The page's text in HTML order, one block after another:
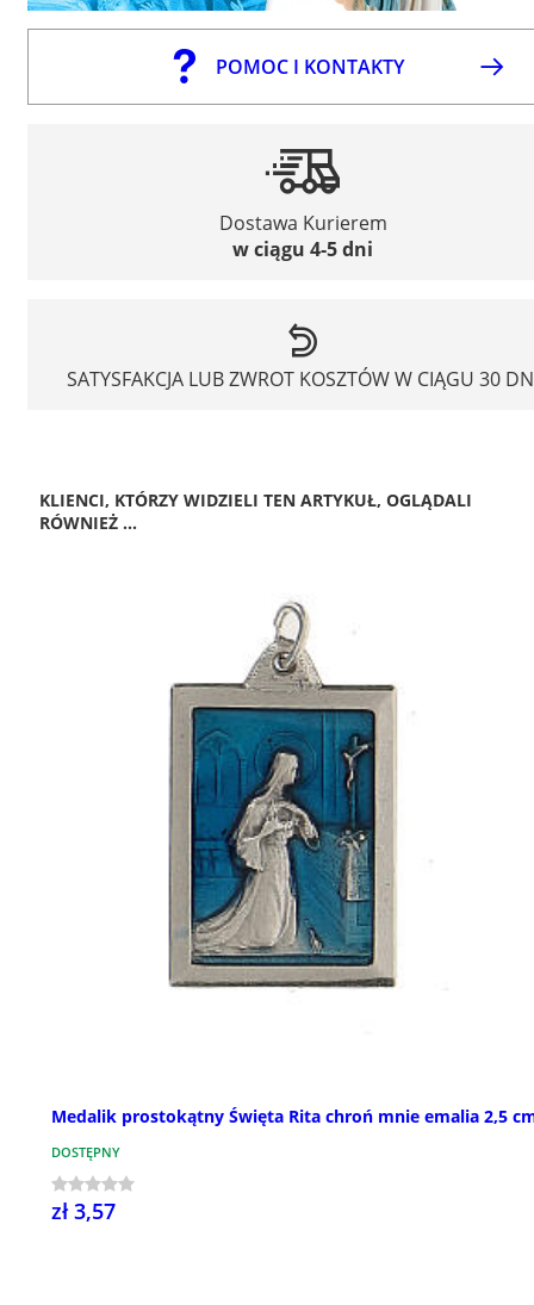
POMOC I KONTAKTY
Dostawa Kurierem
w ciągu 4-5 dni
SATYSFAKCJA LUB ZWROT KOSZTÓW W CIĄGU 30
KLIENCI, KTÓRZY WIDZIELI TEN ARTYKUŁ, OGLĄDALI
RÓWNIEŻ ...
Medalik prostokątny Święta Rita chroń mnie emalia 2,5
DOSTĘPNY
zł 3,57